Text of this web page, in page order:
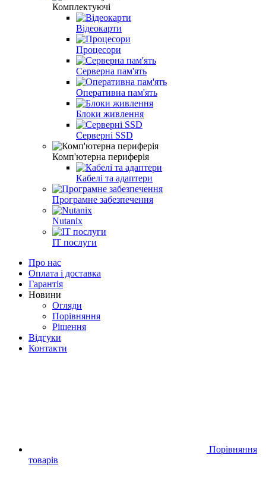
Комплектуючі
Відеокарти
Процесори
Серверна пам'ять
Оперативна пам'ять
Блоки живлення
Серверні SSD
Комп'ютерна периферія
Кабелі та адаптери
Програмне забезпечення
Nutanix
IT послуги
Про нас
Оплата і доставка
Гарантія
Новини
Огляди
Порівняння
Рішення
Відгуки
Контакти
Порівняння
товарів